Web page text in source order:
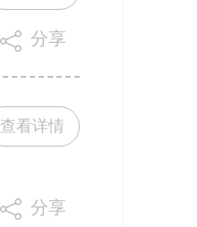
分享
查看详情
分享